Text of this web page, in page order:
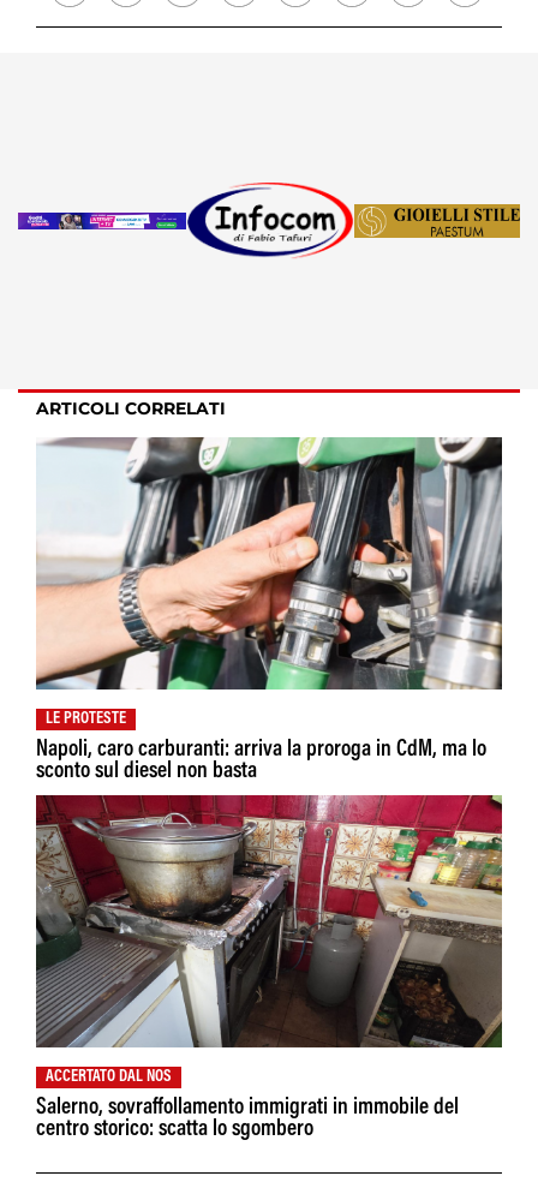
ARTICOLI CORRELATI
LE PROTESTE
Napoli, caro carburanti: arriva la proroga in CdM, ma lo
sconto sul diesel non basta
ACCERTATO DAL NOS
Salerno, sovraffollamento immigrati in immobile del
centro storico: scatta lo sgombero